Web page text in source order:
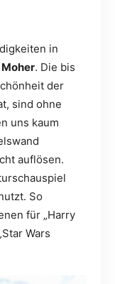
in
. Die bis
der
sind ohne
uns kaum
auflösen.
So
für „Harry
Wars